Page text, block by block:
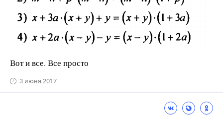
Вот и все. Все просто
3 июня 2017